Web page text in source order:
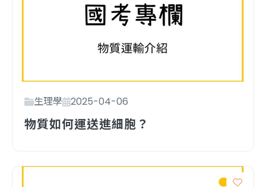
生理學 2025-04-06
物質如何運送進細胞？